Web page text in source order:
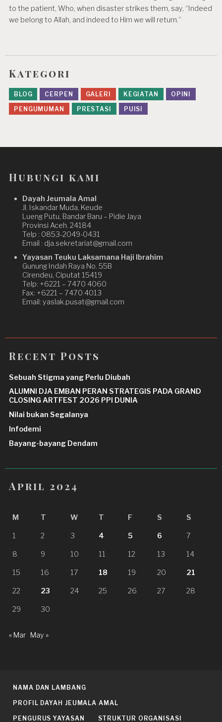
to the patient, Who, when disaster strikes them, say, “Indeed
we belong to Allah, and indeed to Him we will return.”
Kategori
BLOG CERPEN GALERI KEGIATAN
OPINI
PENGUMUMAN
PRESTASI PUISI
Hubungi kami
Dayah Jeumala Amal
Jl. Iskandar Muda, Keude
Lueng Putu, Bandar Baru – Pidie Jaya
Provinsi Aceh. 24184
Telp : 0853-2049-0431
Email : dja.sekretariat@gmail.com
Yayasan Teuku Laksamana Haji Ibrahim
Gunung Indah Raya No. 55B
Cirendeu, Ciputat 15419
Telp: +6221 – 7470 4060
Fax: +6221 – 7470 4013
Email: yaslak.pusat@gmail.com
Recent Posts
Sebuah Stigma yang Perlu Diubah
ALUMNI DJA EMBAN PERAN STRATEGIS PADA GRAND
CLOSING ARTFEST 2026 PPI DUNIA
Nilai bukan Segalanya
Infodemi
Bayang-bayang Dendam
April 2024
M T W T F S S
1 2 3 4 5 6 7
8 9 10 11 12 13 14
15 16 17 18 19 20 21
22 23 24 25 26 27 28
29 30
« Mar May »
NAMA DAN LAMBANG
PROFIL DAYAH JEUMALA AMAL
PENGURUS YAYASAN STRUKTUR ORGANISASI